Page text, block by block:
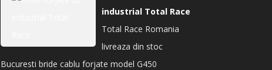
industrial Total Race
Total Race Romania
livreaza din stoc
Bucuresti bride cablu forjate model G450